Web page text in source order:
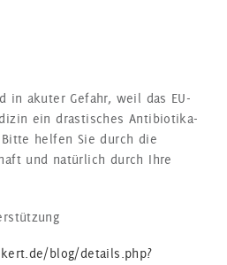
in akuter Gefahr, weil das EU-
ein drastisches Antibiotika-
helfen Sie durch die
und natürlich durch Ihre
blog/details.php?